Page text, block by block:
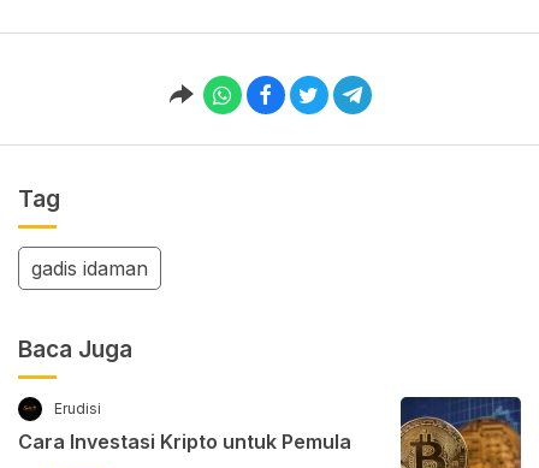
Tag
gadis idaman
Baca Juga
Erudisi
Cara Investasi Kripto untuk Pemula